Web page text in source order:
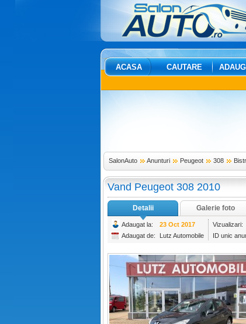
ACASA CAUTARE
SalonAuto Anunturi Peugeot 308
Vand Peugeot 308 2010
Detalii Galerie foto
Adaugat la: 23 Oct 2017 Vizualizari:
Adaugat de:
Lutz Automobile ID unic